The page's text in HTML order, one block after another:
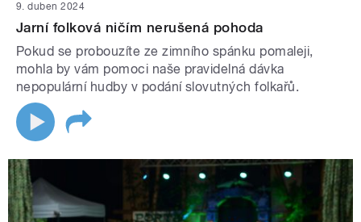
9. duben 2024
Jarní folková ničím nerušená pohoda
Pokud se probouzíte ze zimního spánku pomaleji,
mohla by vám pomoci naše pravidelná dávka
nepopulární hudby v podání slovutných folkařů.